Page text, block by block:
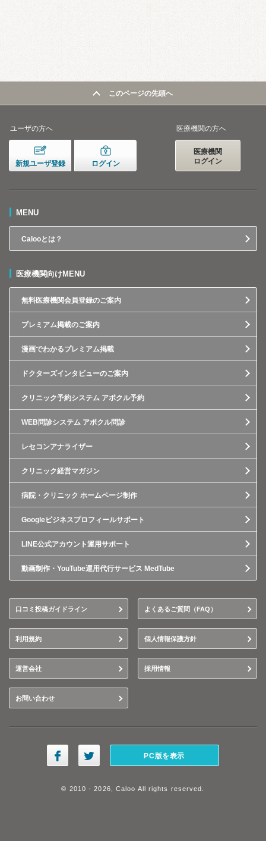
このページの先頭へ
ユーザの方へ
新規ユーザ登録 ログイン
医療機関の方へ
医療機関
ログイン
MENU
Calooとは？
医療機関向けMENU
無料医療機関会員登録のご案内
プレミアム掲載のご案内
漫画でわかるプレミアム掲載
ドクターズインタビューのご案内
クリニック予約システム アポクル予約
WEB問診システム アポクル問診
レセコンアナライザー
クリニック経営マガジン
病院・クリニック ホームページ制作
Googleビジネスプロフィールサポート
LINE公式アカウント運用サポート
動画制作・YouTube運用代行サービス MedTube
口コミ投稿ガイドライン よくあるご質問（FAQ）
利用規約 個人情報保護方針
運営会社 採用情報
お問い合わせ
PC版を表示
© 2010 - 2026, Caloo All rights reserved.